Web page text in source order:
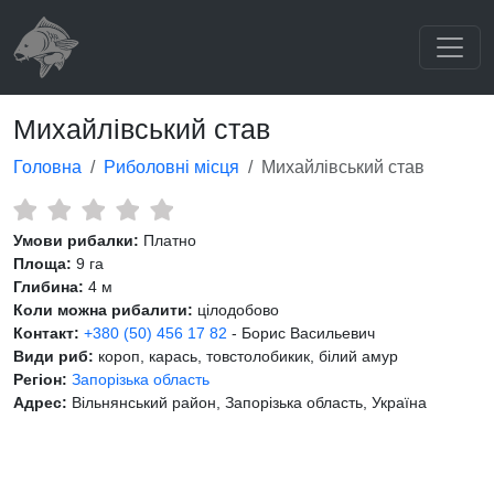
Михайлівський став
Головна Риболовні місця Михайлівський став
Умови рибалки: Платно
Площа: 9 га
Глибина: 4 м
Коли можна рибалити: цілодобово
Контакт: +380 (50) 456 17 82 - Борис Васильевич
Види риб: короп, карась, товстолобикик, білий амур
Регіон: Запорізька область
Адрес: Вільнянський район, Запорізька область, Україна